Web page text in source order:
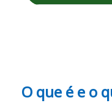
O que é e o